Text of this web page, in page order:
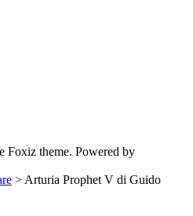
Foxiz theme. Powered by
>Arturia Prophet V di Guido